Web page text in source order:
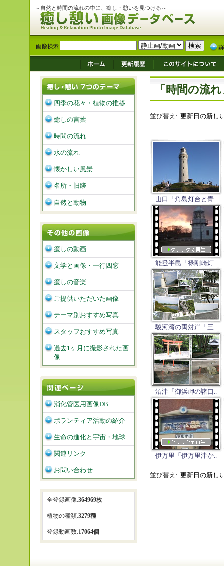
～自然と時間の流れの中に、癒し・憩いを見つける～
「時間の流
並び替え:
山口「角島灯台と青..
能登半島「禄剛崎灯..
駿河湾の両対岸「三..
沼津「御浜岬の諸口..
伊万里「伊万里津か..
並び替え:
四季の花々・植物の推移
癒しの言葉
時間の流れ
水の流れ
懐かしい風景
名所・旧跡
自然と動物
癒しの動画
文学と画像・一行四窓
癒しの音楽
ご提供いただいた画像
テーマ別おすすめ写真
スタッフおすすめ写真
過去1ヶ月に撮影された画
像
消化管医用画像DB
ボランティア活動の紹介
生命の進化と宇宙・地球
関連リンク
お問い合わせ
全登録画像:364969枚
植物の種類:3279種
登録動画数:17064個